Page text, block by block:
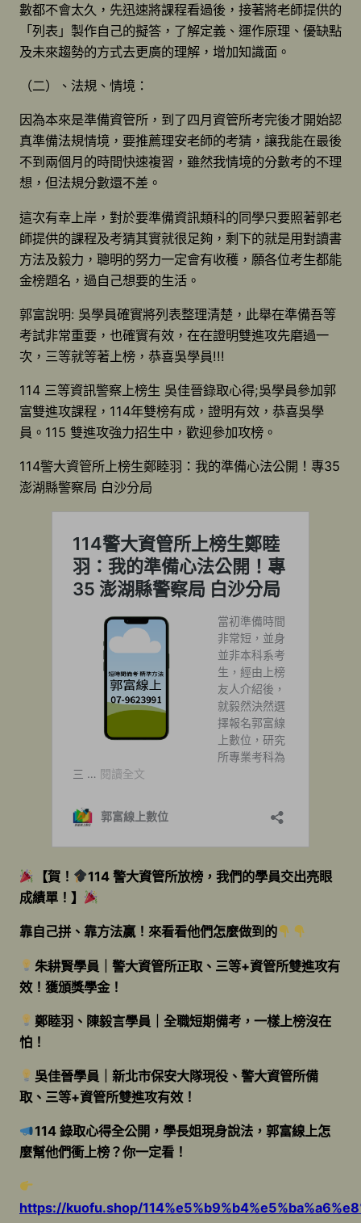
數都不會太久，先迅速將課程看過後，接著將老師提供的
「列表」製作自己的擬答，了解定義、運作原理、優缺點
及未來趨勢的方式去更廣的理解，增加知識面。
（二）、法規、情境：
因為本來是準備資管所，到了四月資管所考完後才開始認
真準備法規情境，要推薦理安老師的考猜，讓我能在最後
不到兩個月的時間快速複習，雖然我情境的分數考的不理
想，但法規分數還不差。
這次有幸上岸，對於要準備資訊類科的同學只要照著郭老
師提供的課程及考猜其實就很足夠，剩下的就是用對讀書
方法及毅力，聰明的努力一定會有收穫，願各位考生都能
金榜題名，過自己想要的生活。
郭富說明: 吳學員確實將列表整理清楚，此舉在準備吾等
考試非常重要，也確實有效，在在證明雙進攻先磨過一
次，三等就等著上榜，恭喜吳學員!!!
114 三等資訊警察上榜生 吳佳晉錄取心得;吳學員參加郭
富雙進攻課程，114年雙榜有成，證明有效，恭喜吳學
員。115 雙進攻強力招生中，歡迎參加攻榜。
114警大資管所上榜生鄭睦羽：我的準備心法公開！專35
澎湖縣警察局 白沙分局
【賀！
114 警大資管所放榜，我們的學員交出亮眼
成績單！】
靠自己拼、靠方法贏！來看看他們怎麼做到的
朱耕賢學員｜警大資管所正取、三等+資管所雙進攻有
效！獲頒獎學金！
鄭睦羽、陳毅言學員｜全職短期備考，一樣上榜沒在
怕！
吳佳晉學員｜新北市保安大隊現役、警大資管所備
取、三等+資管所雙進攻有效！
114 錄取心得全公開，學長姐現身說法，郭富線上怎
麼幫他們衝上榜？你一定看！
https://kuofu.shop/